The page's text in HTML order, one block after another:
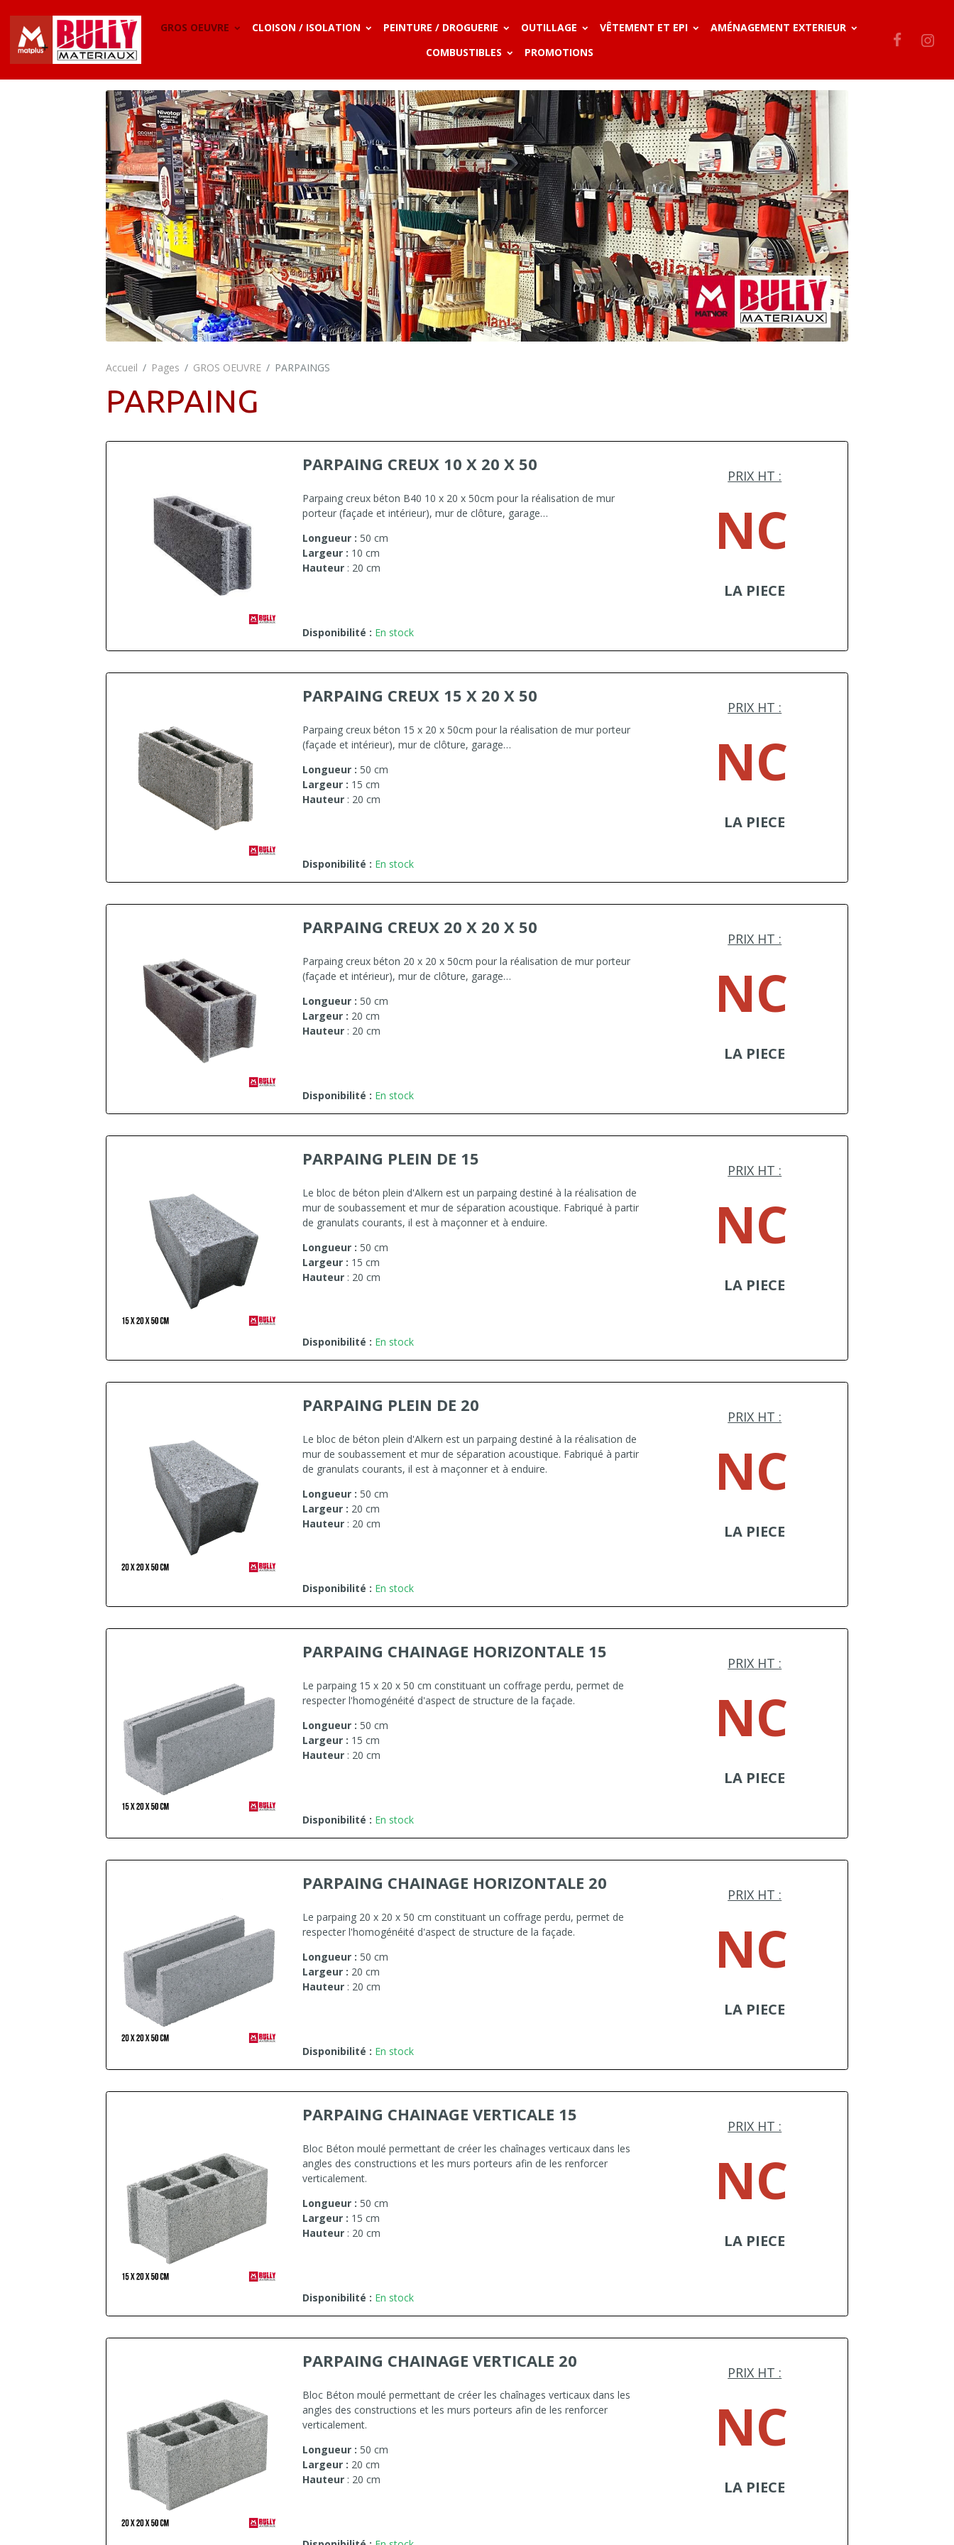
GROS OEUVRE CLOISON / ISOLATION PEINTURE / DROGUERIE OUTILLAGE VÊTEMENT ET EPI
AMÉNAGEMENT EXTERIEUR
COMBUSTIBLES
PROMOTIONS
Accueil Pages GROS OEUVRE PARPAINGS
PARPAING
PARPAING CREUX 10 X 20 X 50
Parpaing creux béton B40 10 x 20 x 50cm pour la réalisation de mur
porteur (façade et intérieur), mur de clôture, garage…
Longueur : 50 cm
Largeur : 10 cm
Hauteur : 20 cm
Disponibilité : En stock
PRIX HT :
NC
LA PIECE
PARPAING CREUX 15 X 20 X 50
Parpaing creux béton 15 x 20 x 50cm pour la réalisation de mur porteur
(façade et intérieur), mur de clôture, garage…
Longueur : 50 cm
Largeur : 15 cm
Hauteur : 20 cm
Disponibilité : En stock
PRIX HT :
NC
LA PIECE
PARPAING CREUX 20 X 20 X 50
Parpaing creux béton 20 x 20 x 50cm pour la réalisation de mur porteur
(façade et intérieur), mur de clôture, garage…
Longueur : 50 cm
Largeur : 20 cm
Hauteur : 20 cm
Disponibilité : En stock
PRIX HT :
NC
LA PIECE
PARPAING PLEIN DE 15
Le bloc de béton plein d'Alkern est un parpaing destiné à la réalisation de
mur de soubassement et mur de séparation acoustique. Fabriqué à partir
de granulats courants, il est à maçonner et à enduire.
Longueur : 50 cm
Largeur : 15 cm
Hauteur : 20 cm
Disponibilité : En stock
PRIX HT :
NC
LA PIECE
PARPAING PLEIN DE 20
Le bloc de béton plein d'Alkern est un parpaing destiné à la réalisation de
mur de soubassement et mur de séparation acoustique. Fabriqué à partir
de granulats courants, il est à maçonner et à enduire.
Longueur : 50 cm
Largeur : 20 cm
Hauteur : 20 cm
Disponibilité : En stock
PRIX HT :
NC
LA PIECE
PARPAING CHAINAGE HORIZONTALE 15
Le parpaing 15 x 20 x 50 cm constituant un coffrage perdu, permet de
respecter l'homogénéité d'aspect de structure de la façade.
Longueur : 50 cm
Largeur : 15 cm
Hauteur : 20 cm
Disponibilité : En stock
PRIX HT :
NC
LA PIECE
PARPAING CHAINAGE HORIZONTALE 20
Le parpaing 20 x 20 x 50 cm constituant un coffrage perdu, permet de
respecter l'homogénéité d'aspect de structure de la façade.
Longueur : 50 cm
Largeur : 20 cm
Hauteur : 20 cm
Disponibilité : En stock
PRIX HT :
NC
LA PIECE
PARPAING CHAINAGE VERTICALE 15
Bloc Béton moulé permettant de créer les chaînages verticaux dans les
angles des constructions et les murs porteurs afin de les renforcer
verticalement.
Longueur : 50 cm
Largeur : 15 cm
Hauteur : 20 cm
Disponibilité : En stock
PRIX HT :
NC
LA PIECE
PARPAING CHAINAGE VERTICALE 20
Bloc Béton moulé permettant de créer les chaînages verticaux dans les
angles des constructions et les murs porteurs afin de les renforcer
verticalement.
Longueur : 50 cm
Largeur : 20 cm
Hauteur : 20 cm
PRIX HT :
NC
LA PIECE